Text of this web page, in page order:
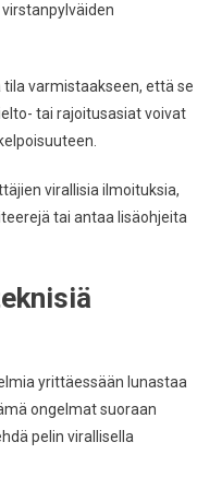
varmistaakseen, että se
tai rajoitusasiat voivat
virallisia ilmoituksia,
tai antaa lisäohjeita
yrittäessään lunastaa
ongelmat suoraan
pelin virallisella